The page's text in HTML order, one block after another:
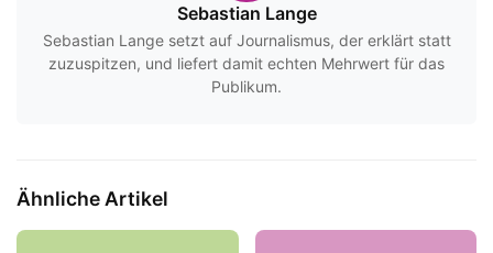
Sebastian Lange
Sebastian Lange setzt auf Journalismus, der erklärt statt
zuzuspitzen, und liefert damit echten Mehrwert für das
Publikum.
Ähnliche Artikel